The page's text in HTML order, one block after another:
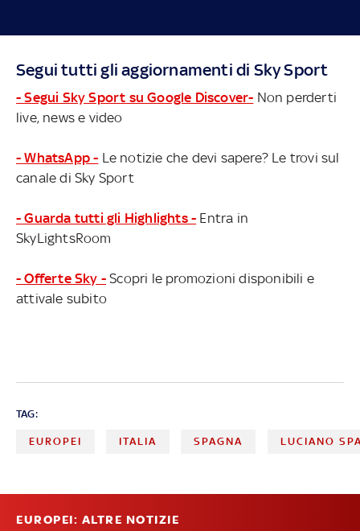
Segui tutti gli aggiornamenti di Sky Sport
- Segui Sky Sport su Google Discover- Non perderti
live, news e video
- WhatsApp - Le notizie che devi sapere? Le trovi sul
canale di Sky Sport
- Guarda tutti gli Highlights - Entra in
SkyLightsRoom
- Offerte Sky - Scopri le promozioni disponibili e
attivale subito
TAG:
EUROPEI ITALIA SPAGNA LUCIANO
EUROPEI: ALTRE NOTIZIE